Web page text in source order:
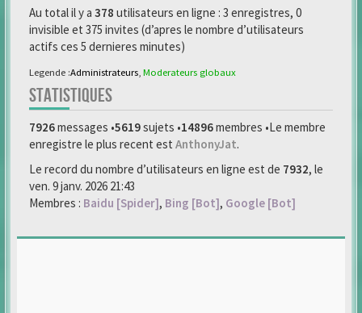
Au total il y a 378 utilisateurs en ligne : 3 enregistres, 0
invisible et 375 invites (d’apres le nombre d’utilisateurs
actifs ces 5 dernieres minutes)
Legende :Administrateurs Moderateurs globaux
STATISTIQUES
7926messages •5619sujets •14896membres •Le membre
enregistre le plus recent est AnthonyJat.
Le record du nombre d’utilisateurs en ligne est de 7932, le
ven. 9 janv. 2026 21:43
Membres : Baidu [Spider], Bing [Bot], Google [Bot]